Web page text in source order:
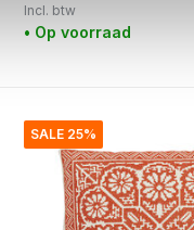
Incl. btw
• Op voorraad
SALE 25%